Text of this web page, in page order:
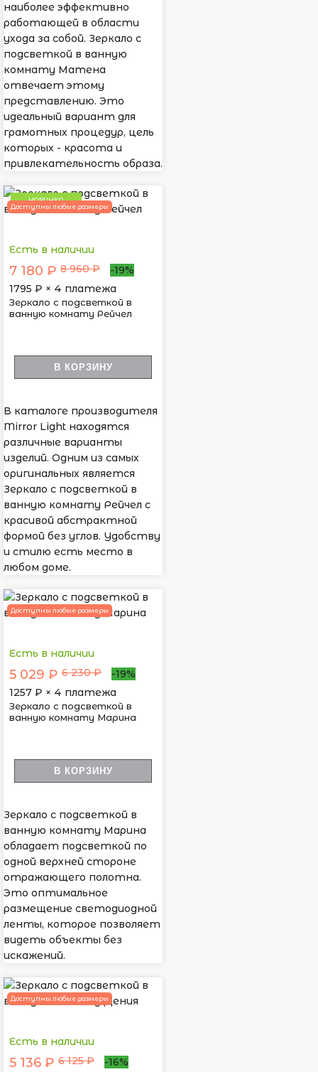
наиболее эффективно
работающей в области
ухода за собой. Зеркало с
подсветкой в ванную
комнату Матена
отвечает этому
представлению. Это
идеальный вариант для
грамотных процедур, цель
которых - красота и
привлекательность образа.
НОВИНКА
Доступны любые размеры
Есть в наличии
7 180 ₽ 8 960 ₽
-19%
1795 ₽ × 4 платежа
Зеркало с подсветкой в
ванную комнату Рейчел
В КОРЗИНУ
В каталоге производителя
Mirror Light находятся
различные варианты
изделий. Одним из самых
оригинальных является
Зеркало с подсветкой в
ванную комнату Рейчел с
красивой абстрактной
формой без углов. Удобству
и стилю есть место в
любом доме.
Доступны любые размеры
Есть в наличии
5 029 ₽ 6 230 ₽
-19%
1257 ₽ × 4 платежа
Зеркало с подсветкой в
ванную комнату Марина
В КОРЗИНУ
Зеркало с подсветкой в
ванную комнату Марина
обладает подсветкой по
одной верхней стороне
отражающего полотна.
Это оптимальное
размещение светодиодной
ленты, которое позволяет
видеть объекты без
искажений.
Доступны любые размеры
Есть в наличии
5 136 ₽ 6 125 ₽
-16%